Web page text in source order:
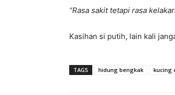
“Rasa sakit tetapi rasa
Kasihan si putih, lain kali
TAGS hidung bengkak kucing